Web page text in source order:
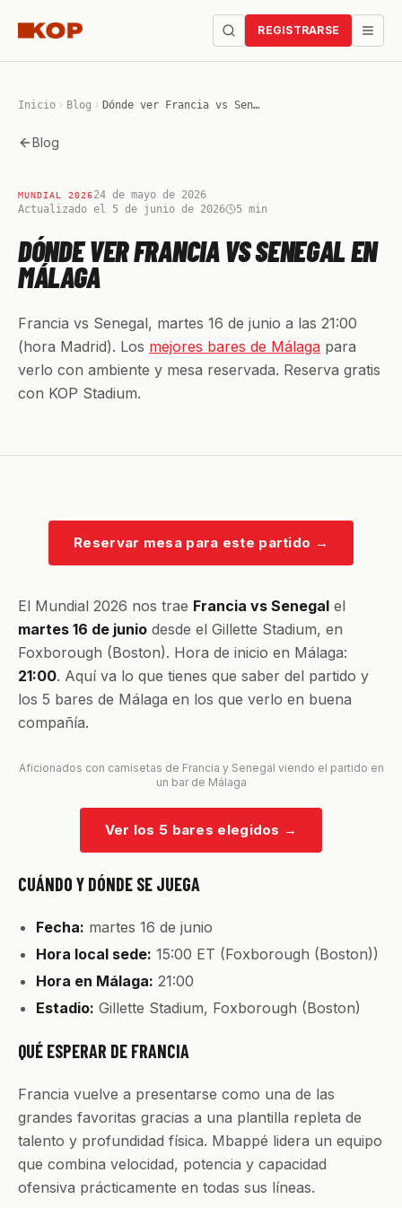
REGISTRARSE
Inicio Blog Dónde ver Francia vs Senegal en Málaga
Blog
MUNDIAL 202624 de mayo de 2026
Actualizado el 5 de junio de 2026
5 min
DÓNDE VER FRANCIA VS SENEGAL EN
MÁLAGA
Francia vs Senegal, martes 16 de junio a las 21:00
(hora Madrid). Los mejores bares de Málaga para
verlo con ambiente y mesa reservada. Reserva gratis
con KOP Stadium.
Reservar mesa para este partido →
El Mundial 2026 nos trae Francia vs Senegal el
martes 16 de junio desde el Gillette Stadium, en
Foxborough (Boston). Hora de inicio en Málaga:
21:00. Aquí va lo que tienes que saber del partido y
los 5 bares de Málaga en los que verlo en buena
compañía.
Aficionados con camisetas de Francia y Senegal viendo el partido en
un bar de Málaga
Ver los 5 bares elegidos →
CUÁNDO Y DÓNDE SE JUEGA
Fecha: martes 16 de junio
Hora local sede: 15:00 ET (Foxborough (Boston))
Hora en Málaga: 21:00
Estadio: Gillette Stadium, Foxborough (Boston)
QUÉ ESPERAR DE FRANCIA
Francia vuelve a presentarse como una de las
grandes favoritas gracias a una plantilla repleta de
talento y profundidad física. Mbappé lidera un equipo
que combina velocidad, potencia y capacidad
ofensiva prácticamente en todas sus líneas.